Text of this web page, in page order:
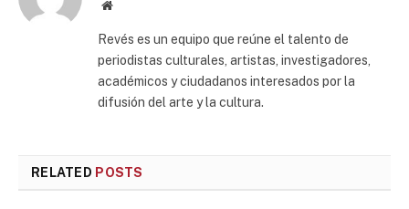
Website
Revés es un equipo que reúne el talento de
periodistas culturales, artistas, investigadores,
académicos y ciudadanos interesados por la
difusión del arte y la cultura.
RELATED POSTS